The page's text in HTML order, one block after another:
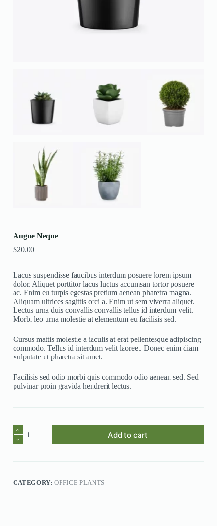
Augue Neque
$20.00
Lacus suspendisse faucibus interdum posuere lorem ipsum
dolor. Aliquet porttitor lacus luctus accumsan tortor posuere
ac. Enim eu turpis egestas pretium aenean pharetra magna.
Aliquam ultrices sagittis orci a. Enim ut sem viverra aliquet.
Lectus urna duis convallis convallis tellus id interdum velit.
Morbi leo urna molestie at elementum eu facilisis sed.
Cursus mattis molestie a iaculis at erat pellentesque adipiscing
commodo. Tellus id interdum velit laoreet. Donec enim diam
vulputate ut pharetra sit amet.
Facilisis sed odio morbi quis commodo odio aenean sed. Sed
pulvinar proin gravida hendrerit lectus.
Augue
Neque
quantity
Add to cart
CATEGORY:OFFICE PLANTS